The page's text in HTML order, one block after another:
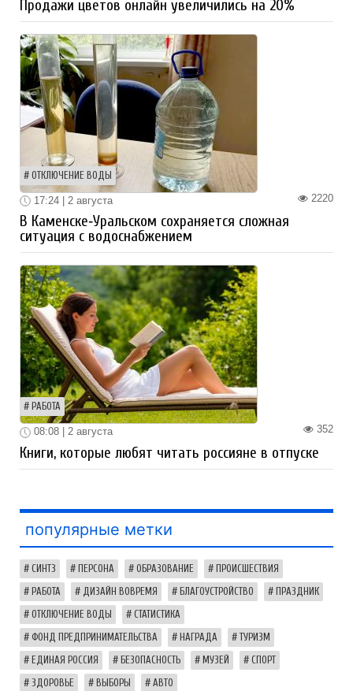
Продажи цветов онлайн увеличились на 20%
ОТКЛЮЧЕНИЕ ВОДЫ
2220
17:24 | 2 августа
В Каменске‑Уральском сохраняется сложная
ситуация с водоснабжением
РАБОТА
352
08:08 | 2 августа
Книги, которые любят читать россияне в отпуске
популярные метки
СИНТЗ ПЕРСОНА ОБРАЗОВАНИЕ ПРОИСШЕСТВИЯ
РАБОТА ДИЗАЙН ВОВРЕМЯ БЛАГОУСТРОЙСТВО ПРАЗДНИК
ОТКЛЮЧЕНИЕ ВОДЫ СТАТИСТИКА
ФОНД ПРЕДПРИНИМАТЕЛЬСТВА НАГРАДА ТУРИЗМ
ЕДИНАЯ РОССИЯ БЕЗОПАСНОСТЬ МУЗЕЙ СПОРТ
ЗДОРОВЬЕ ВЫБОРЫ АВТО